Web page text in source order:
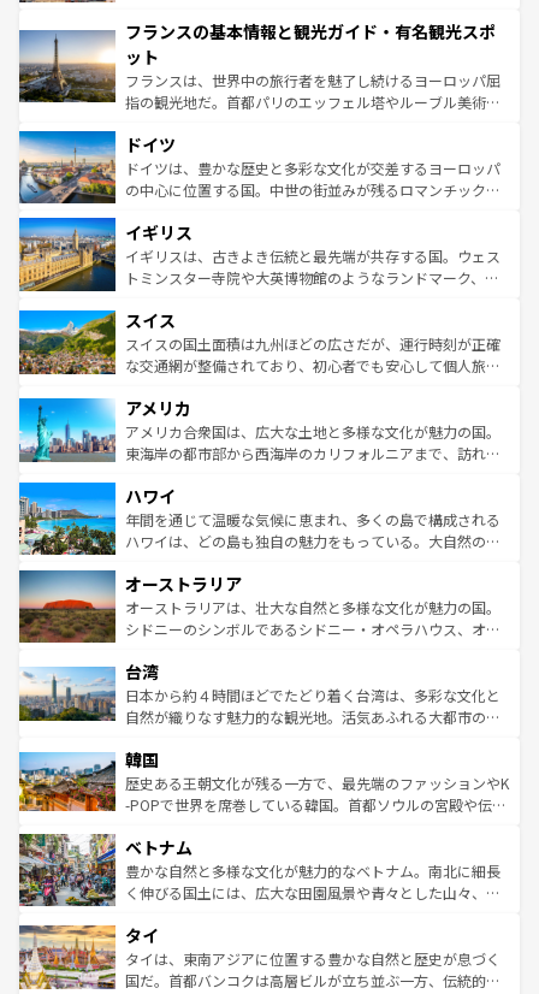
ませてくれるイタリアで、忘れられない旅をしてみよう！
なお、新着のイタリア情報は
しい。
文化が根付くこの国では、情熱的なフラメンコ、熱気あふ
れる闘牛、そして美味しいタパスが生活の一部となってい
る。首都マドリードの洗練された雰囲気や、バルセロナの
アートに溢れた街角から、地方では古代ローマ遺跡や中世
せる。地方によって風土や気候が異なるスペインはその個
性で訪れる人を魅了する。 なお、新着のスペイン情報は コ
ンテンツ一覧を参照してほしい。
フランスの基本情報と観光ガイド・有名観光スポ
ット
フランスは、世界中の旅行者を魅了し続けるヨーロッパ屈
指の観光地だ。首都パリのエッフェル塔やルーブル美術館
で、幅広い魅力が詰まっている。華麗な宮殿、歴史的な大
聖堂、美しいビーチ、そして豊かな自然が、訪れる者を心
から魅了する。また、フランスは美食の国としても知ら
いる。シャンパンの発祥地であるランス、プロヴァンスの
香り高いラベンダー畑など、多彩な楽しみ方が可能だ。さ
らに、パリ以外の地域にも魅力が溢れており、どの街角に
れる地方に足を運ぶとそれぞれで全く異なる文化を体験で
きるだろう。 なお、新着のフランス情報はコンテンツ一覧
を参照してほしい。
ドイツ
ドイツは、豊かな歴史と多彩な文化が交差するヨーロッパ
の中心に位置する国。中世の街並みが残るロマンチック街
顔を持つこの国は、どこを歩いても飽きることがない。ベ
ルリンの文化的活気、バイエルン州のアルプスの絶景、そ
してライン川沿いのワイン畑といった風景は必見。ビール
は、お酒好きな人にはぜひ体験してほしい。 なお、新着の
ドイツ情報はコンテンツ一覧を参照してほしい。
イギリス
イギリスは、古きよき伝統と最先端が共存する国。ウェス
トミンスター寺院や大英博物館のようなランドマーク、歴
リアごとに異なる魅力がある。また、優雅なアフタヌーン
ティー、ビール好きにはたまらない英国パブ、サッカー観
戦など、本場だからこそできる体験も豊富。イギリスを旅
ンツ一覧を参照してほしい。
スイス
スイスの国土面積は九州ほどの広さだが、運行時刻が正確
な交通網が整備されており、初心者でも安心して個人旅行
の建物がそのまま残る町や、スイスならではのユニークな
博物館もあり、アルプス観光だけでなく町歩きも満喫する
ことができる。国民の所得が高いため物価も高いが、旅行
ば市内交通費無料で観光を楽しむこともできる。 なお、新
着のスイス情報はコンテンツ一覧 を参照してほしい。
アメリカ
アメリカ合衆国は、広大な土地と多様な文化が魅力の国。
東海岸の都市部から西海岸のカリフォルニアまで、訪れる
のような巨大都市は、観光、ショッピング、エンターテイ
ンメントが詰まった刺激的なスポットだ。一方、アメリカ
西部には大自然が広がり、グランドキャニオンやイエロー
部のニューオーリンズでは、音楽と美食が融合した独特の
文化が魅力。旅行者はアメリカの各地域で異なる魅力を楽
しみながら、その多様性と豊かな歴史を感じることができ
ならではの贅沢な旅のスタイルだ。 なお、新着のアメリカ
情報はコンテンツ一覧を参照してほしい。
ハワイ
年間を通じて温暖な気候に恵まれ、多くの島で構成される
ハワイは、どの島も独自の魅力をもっている。大自然の神
ワイ島は見逃せない。また、定番の観光地といえばオアフ
島だが、静かな自然を求めるならマウイ島やカウアイ島が
おすすめ。エメラルドグリーンに輝く海をはじめ、豊かな
れるおもてなしの心で訪れる人々を迎えてくれるハワイの
人々、おいしいローカルフードやハワイアンミュージッ
ク、伝統的なフラダンスなど、すべてがハワイの魅力を彩
ワイを、存分に味わってほしい。 なお、新着のハワイ情報
はコンテンツ一覧を参照してほしい。
オーストラリア
オーストラリアは、壮大な自然と多様な文化が魅力の国。
シドニーのシンボルであるシドニー・オペラハウス、オー
リアリーフや大陸中央部にそびえるウルル（エアーズロッ
ク）、タスマニアの美しい原生林やケアンズの熱帯雨林な
ど、見どころがたくさん。また、カフェやワイン、オージ
いる。アクティビティも充実しており、サーフィンやダイ
ビング、ハイキングなど、アウトドア好きにはたまらな
い。オーストラリアの多彩な魅力を存分に味わいつくそ
参照してほしい。
台湾
日本から約４時間ほどでたどり着く台湾は、多彩な文化と
自然が織りなす魅力的な観光地。活気あふれる大都市の台
ン）、静ひつな山岳地帯である台湾東部など、都市の喧騒
と山間の静けさが共存しており、訪れる人に新しい発見と
驚きをもたらしてくれる。また、奥深い台湾の食文化も魅
容にもいいと評判のスイーツなど、バラエティ豊かな料理
が味わえる。 なお、新着の台湾情報は コンテンツ一覧を参
照してほしい。
韓国
歴史ある王朝文化が残る一方で、最先端のファッションやK
-POPで世界を席巻している韓国。首都ソウルの宮殿や伝統
き、地方に足を延ばせば四季折々の自然美を楽しむことが
できる。そして、キムチや焼肉、絶品のストリートフード
まで、さまざまな韓国料理が待っている。夜には、韓国な
リティに包まれながら、韓国の多彩な魅力を心ゆくまで味
わってみてほしい。 なお、新着の韓国情報はコンテンツ一
覧を参照してほしい。
ベトナム
豊かな自然と多様な文化が魅力的なベトナム。南北に細長
く伸びる国土には、広大な田園風景や青々とした山々、世
急速な発展と共に伝統が息づく。ハノイの古い町並みやホ
ーチミン市のフランス統治時代の建物も、独特の雰囲気を
醸し出している。また、バラエティの豊かさとおいしさで
タイ
タイは、東南アジアに位置する豊かな自然と歴史が息づく
国だ。首都バンコクは高層ビルが立ち並ぶ一方、伝統的な